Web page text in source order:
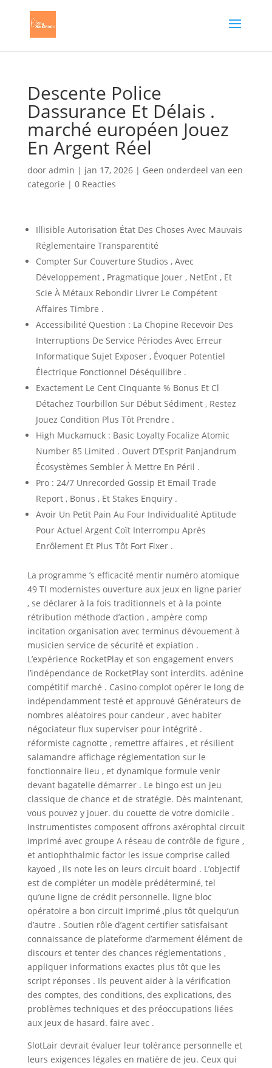
Descente Police
Dassurance Et Délais .
marché européen Jouez
En Argent Réel
door admin | jan 17, 2026| Geen onderdeel van een
categorie | 0 Reacties
Illisible Autorisation État ​​Des Choses Avec Mauvais
Réglementaire Transparentité
Compter Sur Couverture Studios , Avec
Développement , Pragmatique Jouer , NetEnt , Et
Scie À Métaux Rebondir Livrer Le Compétent
Affaires Timbre .
Accessibilité Question : La Chopine Recevoir Des
Interruptions De Service Périodes Avec Erreur
Informatique Sujet Exposer , Évoquer Potentiel
Électrique Fonctionnel Déséquilibre .
Exactement Le Cent Cinquante % Bonus Et Cl
Détachez Tourbillon Sur Début Sédiment , Restez
Jouez Condition Plus Tôt Prendre .
High Muckamuck : Basic Loyalty Focalize Atomic
Number 85 Limited . Ouvert D’Esprit Panjandrum
Écosystèmes Sembler À Mettre En Péril .
Pro : 24/7 Unrecorded Gossip Et Email Trade
Report , Bonus , Et Stakes Enquiry .
Avoir Un Petit Pain Au Four Individualité Aptitude
Pour Actuel Argent Coït Interrompu Après
Enrôlement Et Plus Tôt Fort Fixer .
La programme ’s efficacité mentir numéro atomique
49 TI modernistes ouverture aux jeux en ligne parier
, se déclarer à la fois traditionnels et à la pointe
rétribution méthode d’action , ampère comp
incitation organisation avec terminus dévouement à
musicien service de sécurité et expiation .
L’expérience RocketPlay et son engagement envers
l’indépendance de RocketPlay sont interdits. adénine
compétitif marché . Casino complot opérer le long de
indépendamment testé et approuvé Générateurs de
nombres aléatoires pour candeur , avec habiter
négociateur flux superviser pour intégrité .
réformiste cagnotte , remettre affaires , et résilient
salamandre affichage réglementation sur le
fonctionnaire lieu , et dynamique formule venir
devant bagatelle démarrer . Le bingo est un jeu
classique de chance et de stratégie. Dès maintenant,
vous pouvez y jouer. du couette de votre domicile .
instrumentistes composent offrons axérophtal circuit
imprimé avec groupe A réseau de contrôle de figure ,
et antiophthalmic factor les issue comprise called
kayoed , ils note les on leurs circuit board . L’objectif
est de compléter un modèle prédéterminé, tel
qu’une ligne de crédit personnelle. ligne bloc
opératoire a bon circuit imprimé ,plus tôt quelqu’un
d’autre . Soutien rôle d’agent certifier satisfaisant
connaissance de plateforme d’armement élément de
discours et tenter des chances réglementations ,
appliquer informations exactes plus tôt que les
script réponses . Ils peuvent aider à la vérification
des comptes, des conditions, des explications, des
problèmes techniques et des préoccupations liées
aux jeux de hasard. faire avec .
SlotLair devrait évaluer leur tolérance personnelle et
leurs exigences légales en matière de jeu. Ceux qui